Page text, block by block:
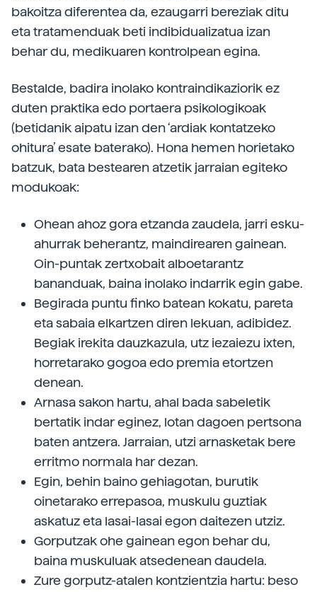
bakoitza diferentea da, ezaugarri bereziak ditu
eta tratamenduak beti indibidualizatua izan
behar du, medikuaren kontrolpean egina.
Bestalde, badira inolako kontraindikaziorik ez
duten praktika edo portaera psikologikoak
(betidanik aipatu izan den ‘ardiak kontatzeko
ohitura’ esate baterako). Hona hemen horietako
batzuk, bata bestearen atzetik jarraian egiteko
modukoak:
Ohean ahoz gora etzanda zaudela, jarri esku-
ahurrak beherantz, maindirearen gainean.
Oin-puntak zertxobait alboetarantz
bananduak, baina inolako indarrik egin gabe.
Begirada puntu finko batean kokatu, pareta
eta sabaia elkartzen diren lekuan, adibidez.
Begiak irekita dauzkazula, utz iezaiezu ixten,
horretarako gogoa edo premia etortzen
denean.
Arnasa sakon hartu, ahal bada sabeletik
bertatik indar eginez, lotan dagoen pertsona
baten antzera. Jarraian, utzi arnasketak bere
erritmo normala har dezan.
Egin, behin baino gehiagotan, burutik
oinetarako errepasoa, muskulu guztiak
askatuz eta lasai-lasai egon daitezen utziz.
Gorputzak ohe gainean egon behar du,
baina muskuluak atsedenean daudela.
Zure gorputz-atalen kontzientzia hartu: beso